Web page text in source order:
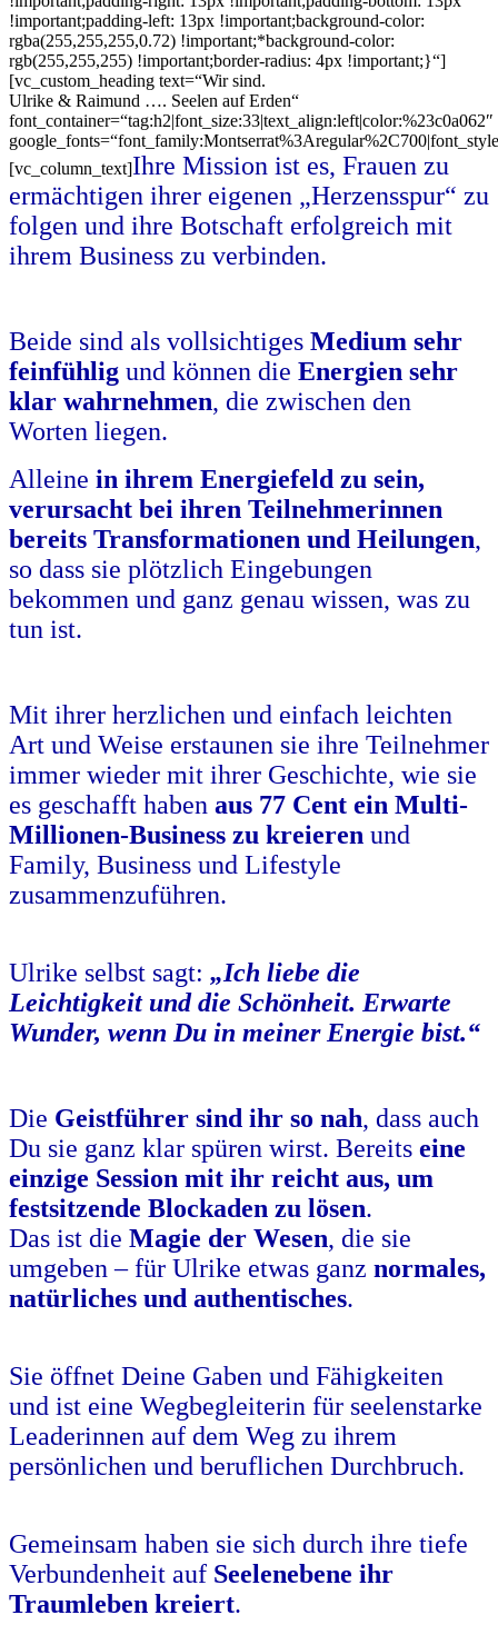
!important;padding-left: 13px !important;background-color:
rgba(255,255,255,0.72) !important;*background-color:
rgb(255,255,255) !important;border-radius: 4px !important;}“]
[vc_custom_heading text=“Wir sind.
Ulrike & Raimund …. Seelen auf Erden“
font_container=“tag:h2|font_size:33|text_align:left|color:%23c0a062″
[vc_column_text]Ihre Mission ist es, Frauen zu
ermächtigen ihrer eigenen „Herzensspur“ zu
folgen und ihre Botschaft erfolgreich mit
ihrem Business zu verbinden.
Beide sind als vollsichtiges Medium sehr
feinfühlig und können die Energien sehr
klar wahrnehmen, die zwischen den
Worten liegen.
Alleine in ihrem Energiefeld zu sein,
verursacht bei ihren Teilnehmerinnen
bereits Transformationen und Heilungen,
so dass sie plötzlich Eingebungen
bekommen und ganz genau wissen, was zu
tun ist.
Mit ihrer herzlichen und einfach leichten
Art und Weise erstaunen sie ihre Teilnehmer
immer wieder mit ihrer Geschichte, wie sie
es geschafft haben aus 77 Cent ein Multi-
Millionen-Business zu kreieren und
Family, Business und Lifestyle
zusammenzuführen.
Ulrike selbst sagt: „Ich liebe die
Leichtigkeit und die Schönheit. Erwarte
Wunder, wenn Du in meiner Energie bist.“
Die Geistführer sind ihr so nah, dass auch
Du sie ganz klar spüren wirst. Bereits eine
einzige Session mit ihr reicht aus, um
festsitzende Blockaden zu lösen.
Das ist die Magie der Wesen, die sie
umgeben – für Ulrike etwas ganz normales,
natürliches und authentisches.
Sie öffnet Deine Gaben und Fähigkeiten
und ist eine Wegbegleiterin für seelenstarke
Leaderinnen auf dem Weg zu ihrem
persönlichen und beruflichen Durchbruch.
Gemeinsam haben sie sich durch ihre tiefe
Verbundenheit auf Seelenebene ihr
Traumleben kreiert.